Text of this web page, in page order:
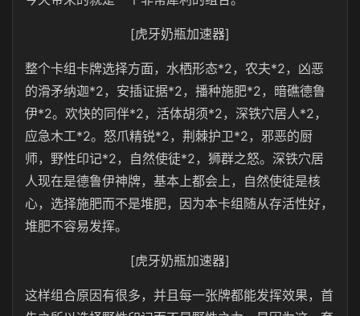
[虎牙奶瓶加速器]
整个卡组卡牌选择方面，水栖形态*2，农夫*2，凶恶
的滑矛纳迦*2，安插证据*2，播种施肥*2，暗礁德鲁
伊*2。欢快的同伴*2，活体胡须*2，深铁穴居人*2，
应急木工*2。怒爪精锐*2，荆棘护卫*2，邪恶的厨
师，野性印记*2，自然使徒*2，狮群之怒。深铁穴居
人现在是德鲁伊神牌，基本上都会上，自然使徒是核
心，选择施肥而不是堆肥，因为本卡组随从存活性好，
堆肥不容易发挥。
[虎牙奶瓶加速器]
这样组合原因有很多，并且每一张牌都能发挥效果，首